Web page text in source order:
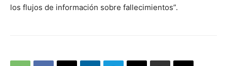
los flujos de información sobre fallecimientos”.